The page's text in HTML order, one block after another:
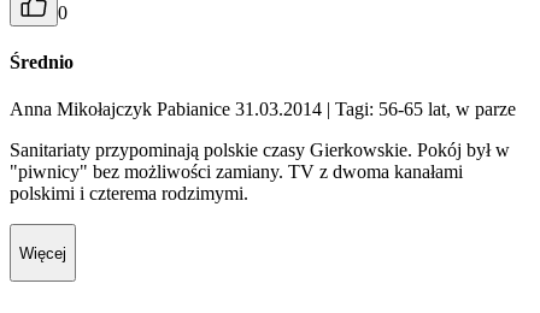
0
Średnio
Anna Mikołajczyk Pabianice 31.03.2014 | Tagi: 56-65 lat, w parze
Sanitariaty przypominają polskie czasy Gierkowskie. Pokój był w
"piwnicy" bez możliwości zamiany. TV z dwoma kanałami
polskimi i czterema rodzimymi.
Więcej